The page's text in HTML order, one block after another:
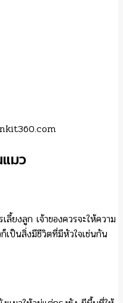
กเดิม เช่น จากที่เคยร่าเริง
ใช้เวลาและความอดทน แต่
น